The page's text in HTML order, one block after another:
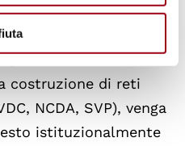
che più hanno
scientifica di
nella ricerca
costruzione di reti
NCDA, SVP), venga
istituzionalmente